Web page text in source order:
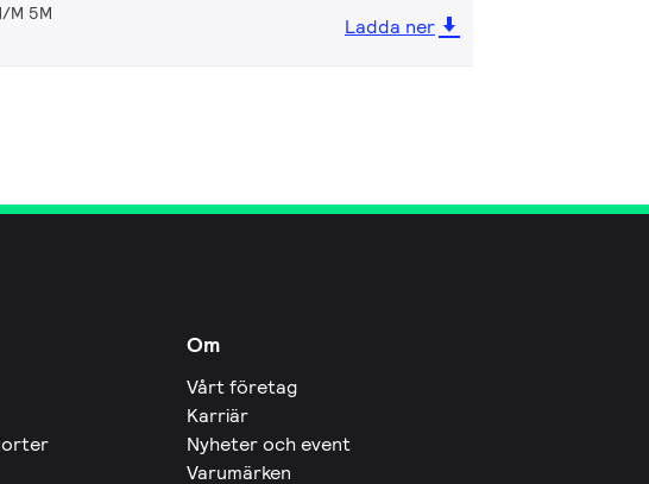
M 5M
Ladda ner
Om
Vårt företag
Karriär
Nyheter och event
Varumärken